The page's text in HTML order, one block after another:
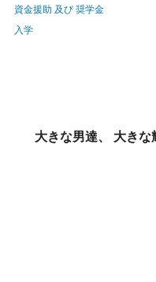
資金援助 及び 奨学金
入学
大きな男達、 大き